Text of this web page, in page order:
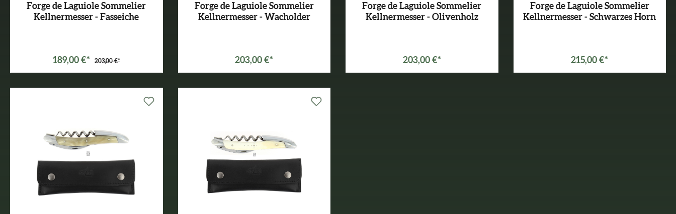
Forge de Laguiole Sommelier
Kellnermesser - Fasseiche
189,00 €* 203,00 €*
Forge de Laguiole Sommelier
Kellnermesser - Wacholder
203,00 €*
Forge de Laguiole Sommelier
Kellnermesser - Olivenholz
203,00 €*
Forge de Laguiole Sommelier
Kellnermesser - Schwarzes Horn
215,00 €*